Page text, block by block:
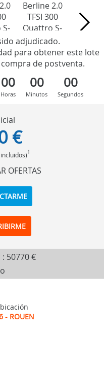
adjudicado.
para obtener este lote
de postventa.
00
Horas
00
Minutos
00
Segundos
€
1
OFERTAS
: 50770 €
- ROUEN